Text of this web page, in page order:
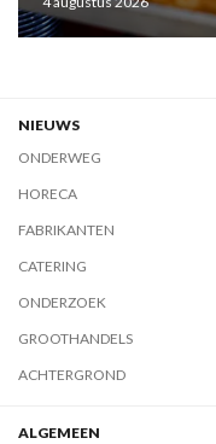
NIEUWS
ONDERWEG
HORECA
FABRIKANTEN
CATERING
ONDERZOEK
GROOTHANDELS
ACHTERGROND
ALGEMEEN